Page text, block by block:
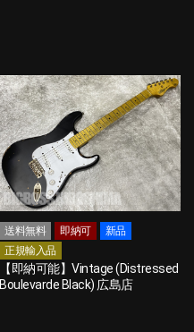
送料無料 即納可
新品
正規輸入品
【即納可能】Vintage (Distressed
Boulevarde Black) 広島店